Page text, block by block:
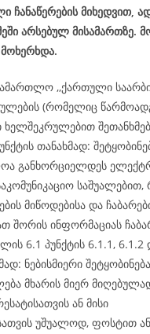
ჩანაწერების მიხედვით,
არსებულ მისამართზე.
,,ქართული
(რომელიც
თანახმად:
განხორციელდეს
მიწოდებისა და
შორის ინფორმაციას
6.1 პუნქტის 6.1.1, 6.1.2
ნებისმიერი
მხარის მიერ
ან მისი
უშუალოდ, ფოსტით